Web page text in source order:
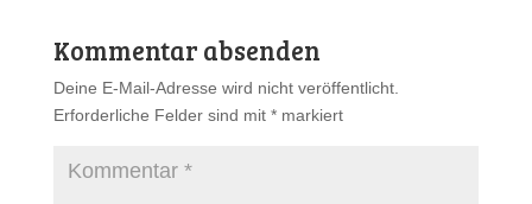
Kommentar absenden
Deine E-Mail-Adresse wird nicht veröffentlicht.
Erforderliche Felder sind mit *markiert